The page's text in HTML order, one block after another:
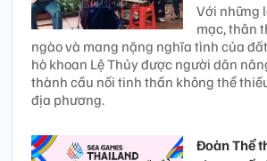
Với những
mạc, thân
ngào và mang nặng nghĩa tình của
hò khoan Lệ Thủy được người dân
thành cầu nối tinh thần không thể
địa phương.
Đoàn Thể